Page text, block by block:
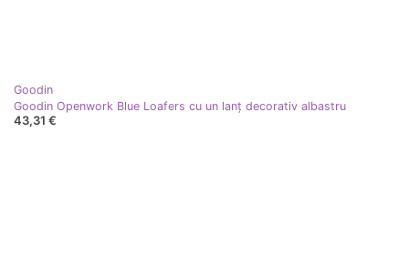
Goodin
Goodin Openwork Blue Loafers cu un lanț decorativ albastru
43,31 €